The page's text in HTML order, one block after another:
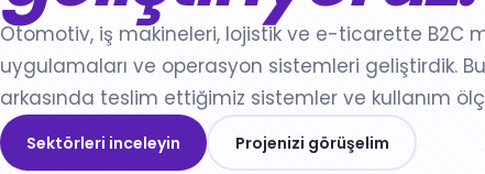
Saha Servis Operasyonları
OpsPilot
ThinkHub AI Studio
Codigma.io
Otomotiv, iş makineleri, lojistik ve e-ticarette B2C
uygulamaları ve operasyon sistemleri geliştirdik.
arkasında teslim ettiğimiz sistemler ve kullanım
Sektörleri inceleyin Projenizi görüşelim